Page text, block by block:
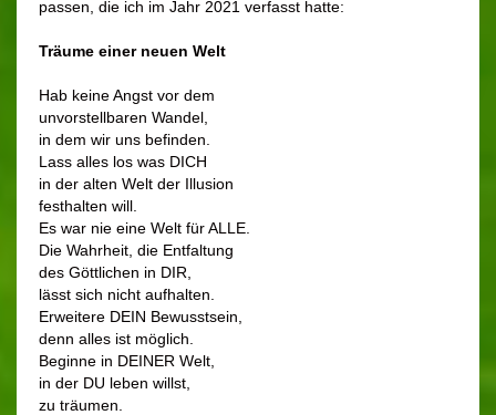
passen, die ich im Jahr 2021 verfasst hatte:
Träume einer neuen Welt
Hab keine Angst vor dem
unvorstellbaren Wandel,
in dem wir uns befinden.
Lass alles los was DICH
in der alten Welt der Illusion
festhalten will.
Es war nie eine Welt für ALLE.
Die Wahrheit, die Entfaltung
des Göttlichen in DIR,
lässt sich nicht aufhalten.
Erweitere DEIN Bewusstsein,
denn alles ist möglich.
Beginne in DEINER Welt,
in der DU leben willst,
zu träumen.